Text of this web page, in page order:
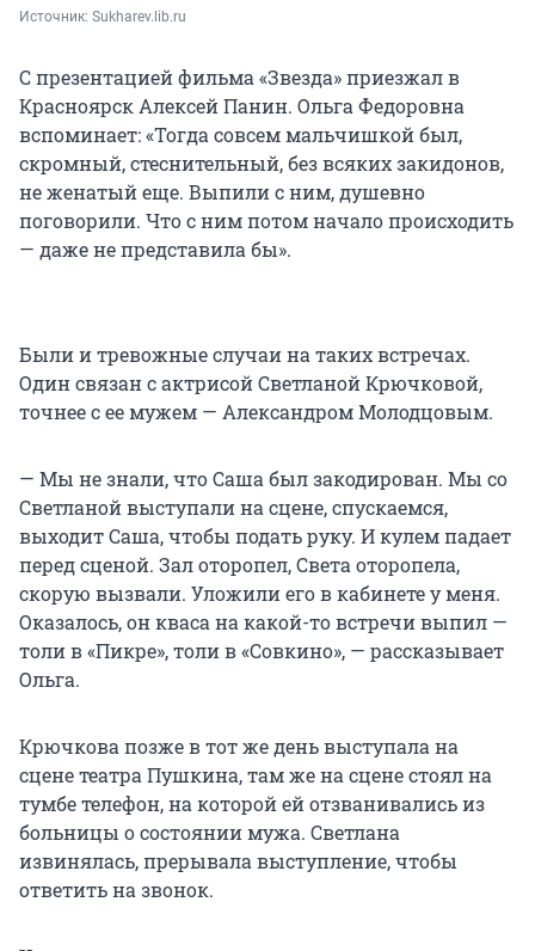
Источник: Sukharev.lib.ru
С презентацией фильма «Звезда» приезжал в
Красноярск Алексей Панин. Ольга Федоровна
вспоминает: «Тогда совсем мальчишкой был,
скромный, стеснительный, без всяких закидонов,
не женатый еще. Выпили с ним, душевно
поговорили. Что с ним потом начало происходить
— даже не представила бы».
Были и тревожные случаи на таких встречах.
Один связан с актрисой Светланой Крючковой,
точнее с ее мужем — Александром Молодцовым.
— Мы не знали, что Саша был закодирован. Мы со
Светланой выступали на сцене, спускаемся,
выходит Саша, чтобы подать руку. И кулем падает
перед сценой. Зал оторопел, Света оторопела,
скорую вызвали. Уложили его в кабинете у меня.
Оказалось, он кваса на какой-то встречи выпил —
толи в «Пикре», толи в «Совкино», — рассказывает
Ольга.
Крючкова позже в тот же день выступала на
сцене театра Пушкина, там же на сцене стоял на
тумбе телефон, на которой ей отзванивались из
больницы о состоянии мужа. Светлана
извинялась, прерывала выступление, чтобы
ответить на звонок.